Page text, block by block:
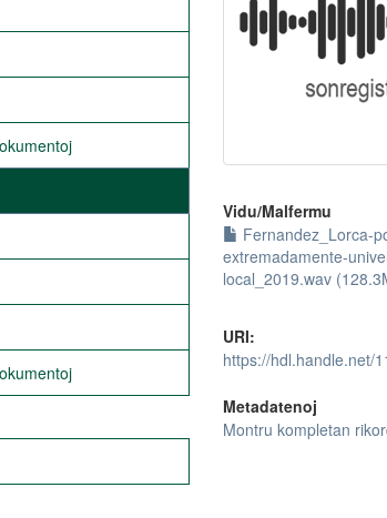
Vidu/Malfermu
Fernandez_Lorca-
extremadamente-
local_2019.wav
URI:
https://hdl.handle.net/
Metadatenoj
Montru kompletan